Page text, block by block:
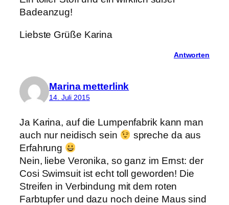
Badeanzug!
Liebste Grüße Karina
Antworten
Marina metterlink
14. Juli 2015
Ja Karina, auf die Lumpenfabrik kann man
auch nur neidisch sein
spreche da aus
Erfahrung
Nein, liebe Veronika, so ganz im Ernst: der
Cosi Swimsuit ist echt toll geworden! Die
Streifen in Verbindung mit dem roten
Farbtupfer und dazu noch deine Maus sind